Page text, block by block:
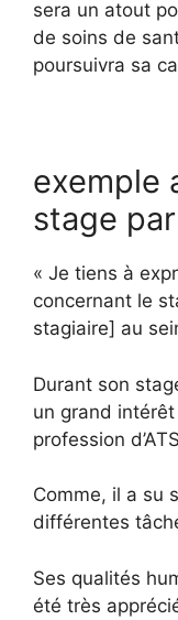
sera un atout
de soins de
poursuivra sa
exemple
stage
« Je tiens à
concernant le
stagiaire] au
Durant son
un grand intérêt
profession
Comme, il a su
différentes
Ses qualités
été très